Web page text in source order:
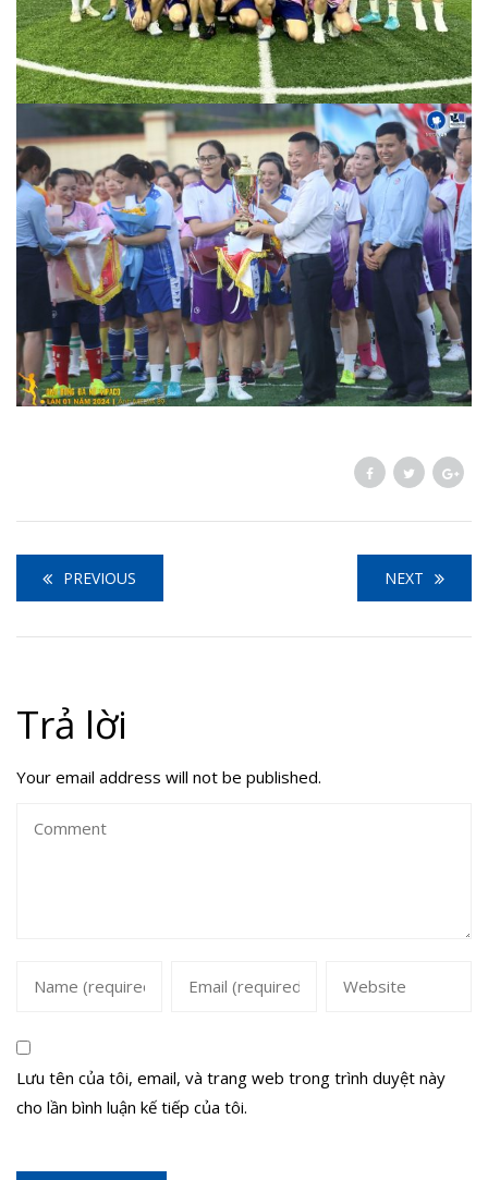
PREVIOUS NEXT
Trả lời
Your email address will not be published.
Lưu tên của tôi, email, và trang web trong trình duyệt này
cho lần bình luận kế tiếp của tôi.